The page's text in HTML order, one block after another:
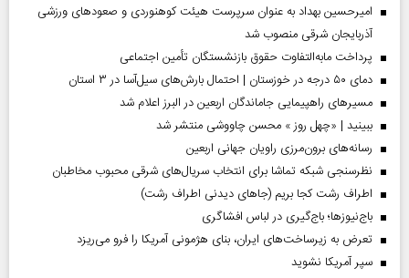
امیرحسین بهداد به عنوان سرپرست هیئت کوهنوردی و صعودهای ورزشی
آذربایجان شرقی منصوب شد
پرداخت مابه‌التفاوت حقوق بازنشستگان تأمین اجتماعی
دمای ۵۰ درجه در خوزستان | احتمال بارش‌های سیل‌آسا در ۳ استان
مسیر‌های راهپیمایی جاماندگان اربعین در البرز اعلام شد
ببینید | «چهل روز » محسن چاووشی منتشر شد
رسانه‌های برون‌مرزی راویان جهانی اربعین
نظرسنجی شبکه تماشا برای انتخاب سریال‌های شرقی محبوب مخاطبان
اطراف رشت کجا بریم (جاهای دیدنی اطراف رشت)
باج‌نیوزها؛ باج‌گیری در لباس افشاگری
تعرض به زیرساخت‌های ایران، بنای هژمونی آمریکا را فرو می‌ریزد
سپر آمریکا نشوید